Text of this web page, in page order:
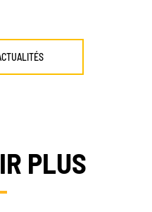
PLUS